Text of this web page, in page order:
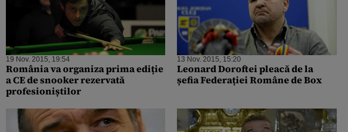
19 Nov. 2015, 19:54
România va organiza prima ediție
a CE de snooker rezervată
profesioniștilor
13 Nov. 2015, 15:20
Leonard Doroftei pleacă de la
șefia Federației Române de Box